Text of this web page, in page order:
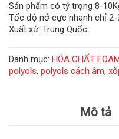
Sản phẩm có tỷ trọng 8-
Tốc độ nở cực nhanh chỉ 2-
Xuất xứ: Trung Quốc
Danh mục: HÓA CHẤT
polyols, polyols cách âm,
Mô tả